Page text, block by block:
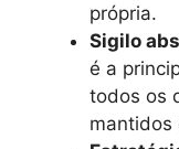
própria.
Sigilo
é a
todos os
mantidos